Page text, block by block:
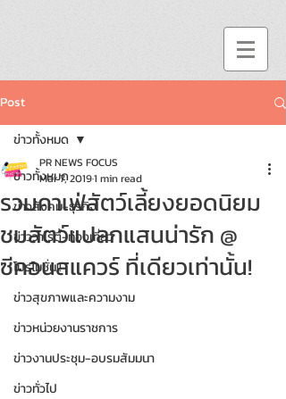
Post
ข่าวทั้งหมด
ข่าวสังคม-ธุรกิจ
ข่าววาไรตี้-ท่องเที่ยว
โปรโมชั่น!!
ข่าวสุขภาพและความงาม
ข่าวหน่วยงานราชการ
ข่าวงานประชุม-อบรมสัมมนา
ข่าวทั่วไป
ข่าวทั้งหมด
รวมคาเฟ่สัตว์เลี้ยงยอดนิยม
ชมสัตว์แปลกแสนน่ารัก @
ซีคอนสแควร์ ที่เดียวเท่านั้น!
PR NEWS FOCUS
Mar 7, 20191 min read